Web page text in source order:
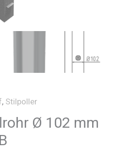
, Stilpoller
Ø 102 mm